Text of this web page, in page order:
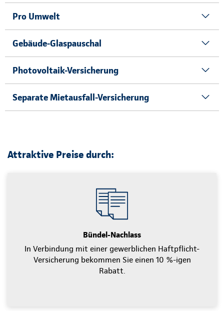
Pro Umwelt
Gebäude-Glaspauschal
Photovoltaik-Versicherung
Separate Mietausfall-Versicherung
Attraktive Preise durch:
Bündel-Nachlass
In Verbindung mit einer gewerblichen Haftpflicht-
Versicherung bekommen Sie einen 10 %-igen
Rabatt.